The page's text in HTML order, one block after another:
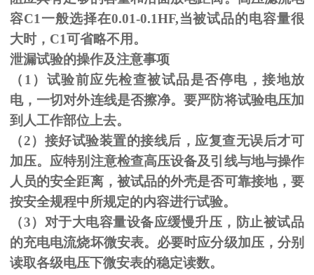
容C1一般选择在0.01-0.1HF,当被试品的电容量很
大时，C1可省略不用。
泄漏试验的操作及注意事项
（1）试验前应先检查被试品是否停电，接地放
电，一切对外连线是否擦净。要严防将试验电压加
到人工作部位上去。
（2）接好试验装置的接线后，应复查无误后才可
加压。应特别注意检查高压设备及引线与地与操作
人员的安全距离，被试品的外壳是否可靠接地，要
按安全规程中所规定的内容进行试验。
（3）对于大电容量设备应缓慢升压，防止被试品
的充电电流烧坏微安表。必要时应分级加压，分别
读取各级电压下微安表的稳定读数。